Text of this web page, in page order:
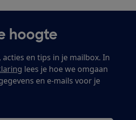
hoogte
en tips in je mailbox. In
lees je hoe we omgaan
en e-mails voor je